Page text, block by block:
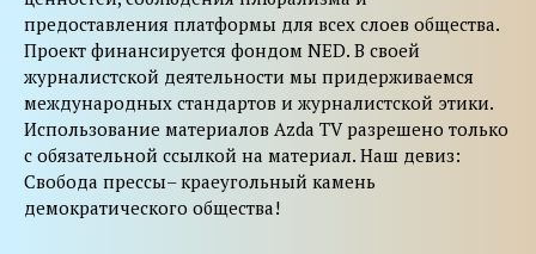
предоставления платформы для всех слоев общества.
Проект финансируется фондом NED. В своей
журналистской деятельности мы придерживаемся
международных стандартов и журналистской этики.
Использование материалов Azda TV разрешено только
с обязательной ссылкой на материал. Наш девиз:
Свобода прессы– краеугольный камень
демократического общества!